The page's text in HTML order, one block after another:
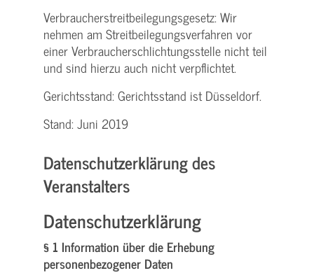
Verbraucher­streitbeilegungs­gesetz: Wir
nehmen am Streit­beilegungs­verfahren vor
einer Verbraucher­schlichtungs­stelle nicht teil
und sind hierzu auch nicht verpflichtet.
Gerichtsstand: Gerichtsstand ist Düsseldorf.
Stand: Juni 2019
Datenschutzerklärung des
Veranstalters
Datenschutzerklärung
§ 1 Information über die Erhebung
personenbezogener Daten